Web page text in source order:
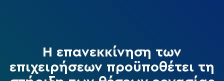
Η επανεκκίνηση των
επιχειρήσεων προϋποθέτει τη